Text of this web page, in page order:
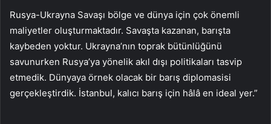
Rusya-Ukrayna Savaşı bölge ve dünya için çok önemli
maliyetler oluşturmaktadır. Savaşta kazanan, barışta
kaybeden yoktur. Ukrayna’nın toprak bütünlüğünü
savunurken Rusya’ya yönelik akıl dışı politikaları tasvip
etmedik. Dünyaya örnek olacak bir barış diplomasisi
gerçekleştirdik. İstanbul, kalıcı barış için hâlâ en ideal yer.”